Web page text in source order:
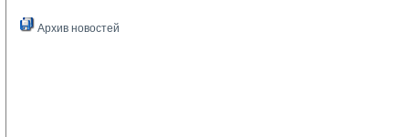
Архив новостей